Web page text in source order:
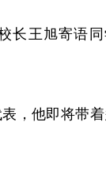
长王旭寄语
，他即将带